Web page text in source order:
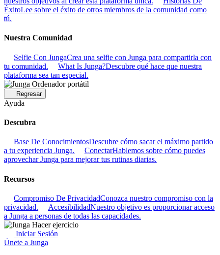
ÉxitoLee sobre el éxito de otros miembros de la comunidad como
tú.
Nuestra Comunidad
Selfie Con JungaCrea una selfie con Junga para compartirla con
tu comunidad.
What Is Junga?Descubre qué hace que nuestra
plataforma sea tan especial.
Regresar
Ayuda
Descubra
Base De ConocimientosDescubre cómo sacar el máximo partido
a tu experiencia Junga.
ConectarHablemos sobre cómo puedes
aprovechar Junga para mejorar tus rutinas diarias.
Recursos
Compromiso De PrivacidadConozca nuestro compromiso con la
privacidad.
AccesibilidadNuestro objetivo es proporcionar acceso
a Junga a personas de todas las capacidades.
Iniciar Sesión
Únete a Junga